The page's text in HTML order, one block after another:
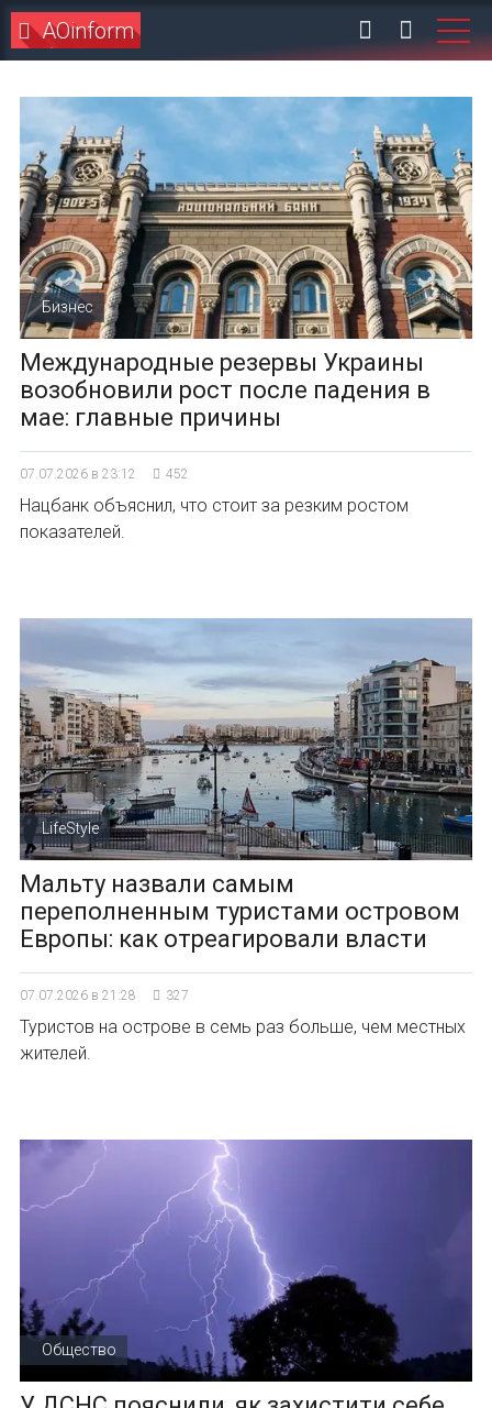
AOinform
Бизнес
Международные резервы Украины
возобновили рост после падения в
мае: главные причины
07.07.2026 в 23:12 452
Нацбанк объяснил, что стоит за резким ростом
показателей.
LifeStyle
Мальту назвали самым
переполненным туристами островом
Европы: как отреагировали власти
07.07.2026 в 21:28 327
Туристов на острове в семь раз больше, чем местных
жителей.
Общество